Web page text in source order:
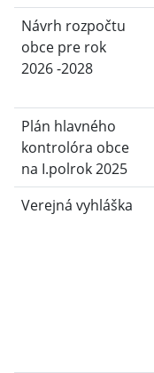
Návrh rozpočtu
obce pre rok
2026 -2028
Plán hlavného
kontrolóra obce
na I.polrok 2025
Verejná vyhláška